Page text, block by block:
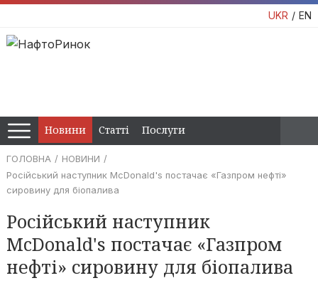
UKR EN
Новини Статті Послуги
ГОЛОВНА
НОВИНИ
Російський наступник McDonald's постачає «Газпром нефті»
сировину для біопалива
Російський наступник
McDonald's постачає «Газпром
нефті» сировину для біопалива